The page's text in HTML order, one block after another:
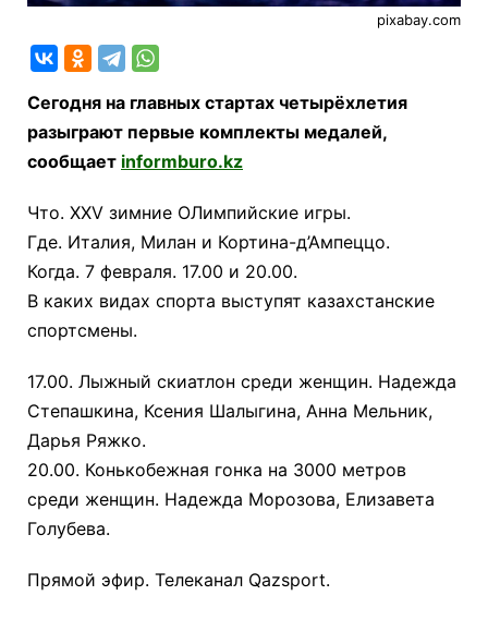
pixabay.com
Сегодня на главных стартах четырёхлетия
разыграют первые комплекты медалей,
сообщает informburo.kz
Что. XXV зимние ОЛимпийские игры.
Где. Италия, Милан и Кортина-д’Ампеццо.
Когда. 7 февраля. 17.00 и 20.00.
В каких видах спорта выступят казахстанские
спортсмены.
17.00. Лыжный скиатлон среди женщин. Надежда
Степашкина, Ксения Шалыгина, Анна Мельник,
Дарья Ряжко.
20.00. Конькобежная гонка на 3000 метров
среди женщин. Надежда Морозова, Елизавета
Голубева.
Прямой эфир. Телеканал Qazsport.